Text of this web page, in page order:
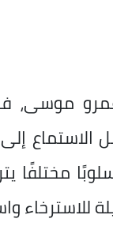
عمرو موسى،
الاستماع
مختلفًا
للاسترخاء